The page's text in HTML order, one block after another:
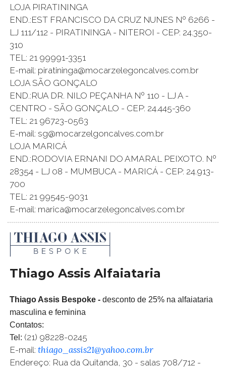
LOJA PIRATININGA
END.:EST FRANCISCO DA CRUZ NUNES Nº 6266 -
LJ 111/112 - PIRATININGA - NITEROI - CEP: 24.350-
310
TEL: 21 99991-3351
E-mail: piratininga@mocarzelegoncalves.com.br
LOJA SÃO GONÇALO
END.:RUA DR. NILO PEÇANHA Nº 110 - LJ A -
CENTRO - SÃO GONÇALO - CEP: 24.445-360
TEL: 21 96723-0563
E-mail: sg@mocarzelgoncalves.com.br
LOJA MARICÁ
END.:RODOVIA ERNANI DO AMARAL PEIXOTO. Nº
28354 - LJ 08 - MUMBUCA - MARICÁ - CEP: 24.913-
700
TEL: 21 99545-9031
E-mail: marica@mocarzelegoncalves.com.br
Thiago Assis Alfaiataria
Thiago Assis Bespoke - desconto de 25% na alfaiataria
masculina e feminina
Contatos:
Tel: (21) 98228-0245
E-mail: thiago_assis21@yahoo.com.br
Endereço: Rua da Quitanda, 30 - salas 708/712 -